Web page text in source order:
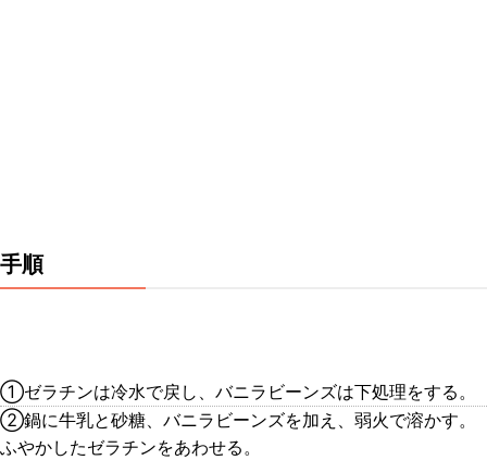
手順
①ゼラチンは冷水で戻し、バニラビーンズは下処理をする。
②鍋に牛乳と砂糖、バニラビーンズを加え、弱火で溶かす。
ふやかしたゼラチンをあわせる。